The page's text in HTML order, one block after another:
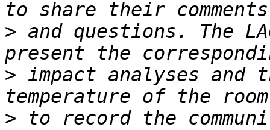
> and questions. The
> impact analyses
> to record the